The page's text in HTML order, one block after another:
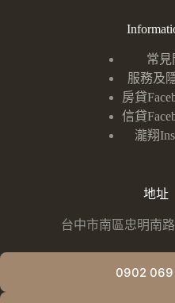
常見
服務及
房貸
信貸
瀧翔
地址
台中市南區忠明南
0902 069